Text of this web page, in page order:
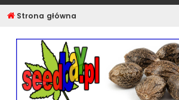
Strona główna